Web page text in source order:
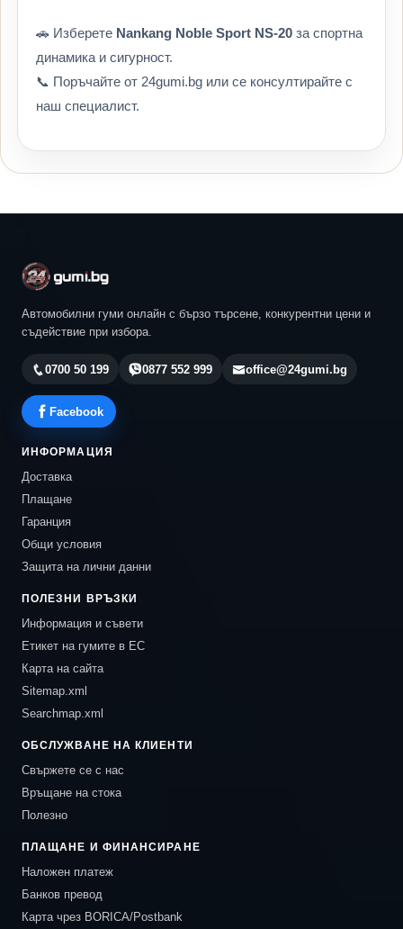
🚗 Изберете Nankang Noble Sport NS-20 за спортна
динамика и сигурност.
📞 Поръчайте от 24gumi.bg или се консултирайте с
наш специалист.
Автомобилни гуми онлайн с бързо търсене, конкурентни цени и
съдействие при избора.
0700 50 199 0877 552 999 office@24gumi.bg
Facebook
ИНФОРМАЦИЯ
Доставка
Плащане
Гаранция
Общи условия
Защита на лични данни
ПОЛЕЗНИ ВРЪЗКИ
Информация и съвети
Етикет на гумите в ЕС
Карта на сайта
Sitemap.xml
Searchmap.xml
ОБСЛУЖВАНЕ НА КЛИЕНТИ
Свържете се с нас
Връщане на стока
Полезно
ПЛАЩАНЕ И ФИНАНСИРАНЕ
Наложен платеж
Банков превод
Карта чрез BORICA/Postbank